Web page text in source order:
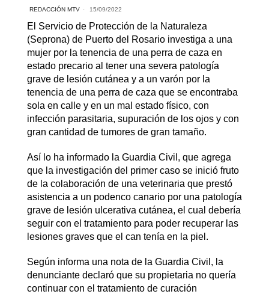
REDACCIÓN MTV 15/09/2022
El Servicio de Protección de la Naturaleza
(Seprona) de Puerto del Rosario investiga a una
mujer por la tenencia de una perra de caza en
estado precario al tener una severa patología
grave de lesión cutánea y a un varón por la
tenencia de una perra de caza que se encontraba
sola en calle y en un mal estado físico, con
infección parasitaria, supuración de los ojos y con
gran cantidad de tumores de gran tamaño.
Así lo ha informado la Guardia Civil, que agrega
que la investigación del primer caso se inició fruto
de la colaboración de una veterinaria que prestó
asistencia a un podenco canario por una patología
grave de lesión ulcerativa cutánea, el cual debería
seguir con el tratamiento para poder recuperar las
lesiones graves que el can tenía en la piel.
Según informa una nota de la Guardia Civil, la
denunciante declaró que su propietaria no quería
continuar con el tratamiento de curación